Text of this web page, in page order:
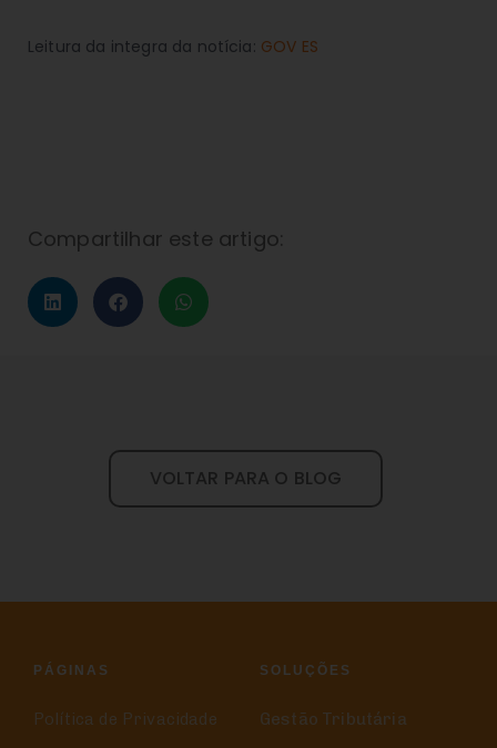
Leitura da integra da notícia: GOV ES
Compartilhar este artigo:
VOLTAR PARA O BLOG
PÁGINAS
Política de Privacidade
SOLUÇÕES
Gestão Tributária